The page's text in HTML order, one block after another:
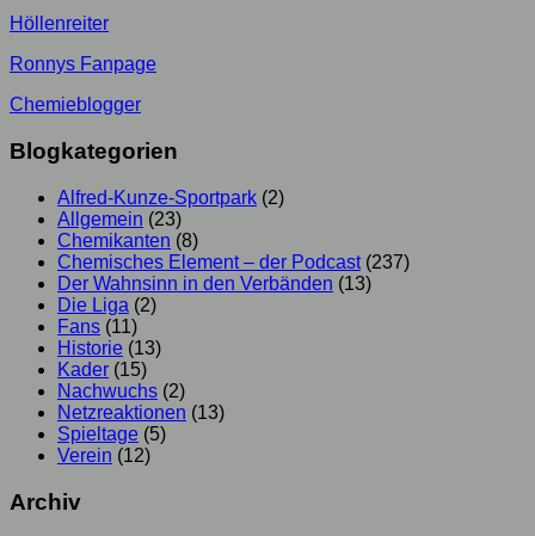
Höllenreiter
Ronnys Fanpage
Chemieblogger
Blogkategorien
Alfred-Kunze-Sportpark (2)
Allgemein (23)
Chemikanten (8)
Chemisches Element – der Podcast(237)
Der Wahnsinn in den Verbänden (13)
Die Liga (2)
Fans (11)
Historie (13)
Kader (15)
Nachwuchs (2)
Netzreaktionen (13)
Spieltage (5)
Verein (12)
Archiv